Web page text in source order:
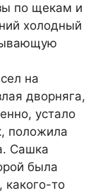
по щекам и
холодный
на
дворняга,
устало
положила
Сашка
была
какого-то